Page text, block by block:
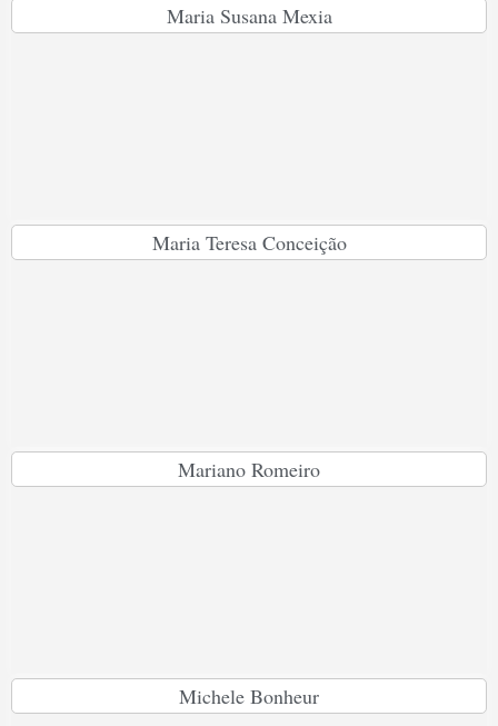
Maria Susana Mexia
Maria Teresa Conceição
Mariano Romeiro
Michele Bonheur